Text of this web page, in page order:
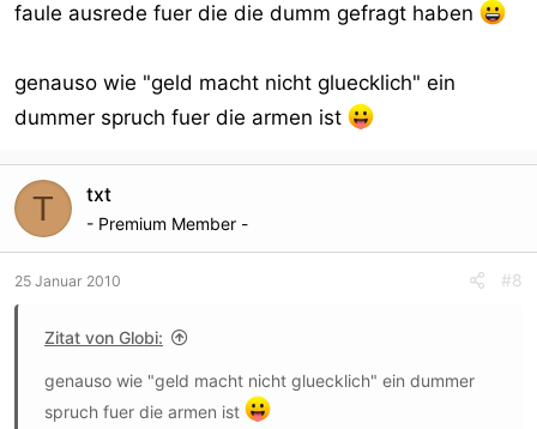
faule ausrede fuer die die dumm gefragt haben
genauso wie "geld macht nicht gluecklich" ein
dummer spruch fuer die armen ist
T txt
- Premium Member -
25 Januar 2010 #8
Zitat von Globi:
genauso wie "geld macht nicht gluecklich" ein dummer
spruch fuer die armen ist